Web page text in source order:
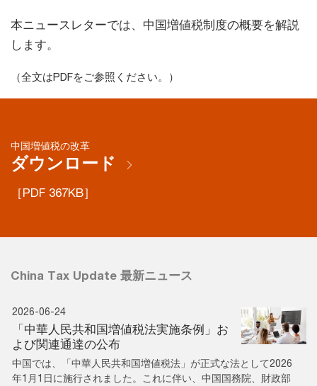
本ニュースレターでは、中国増値税制度の概要を解説
します。
（全文はPDFをご参照ください。）
中国増値税の改革
ダウンロード
［PDF 367KB］
China Tax Update 最新ニュース
2026-06-24
「中華人民共和国増値税法実施条例」お
よび関連通達の公布
中国では、「中華人民共和国増値税法」が正式な法として2026
年1月1日に施行されました。これに伴い、中国国務院、財政部